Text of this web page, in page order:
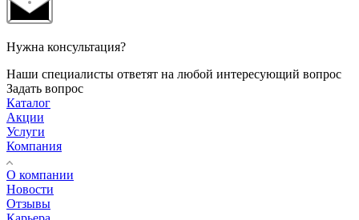
Нужна консультация?
Наши специалисты ответят на любой интересующий вопрос
Задать вопрос
Каталог
Акции
Услуги
Компания
О компании
Новости
Отзывы